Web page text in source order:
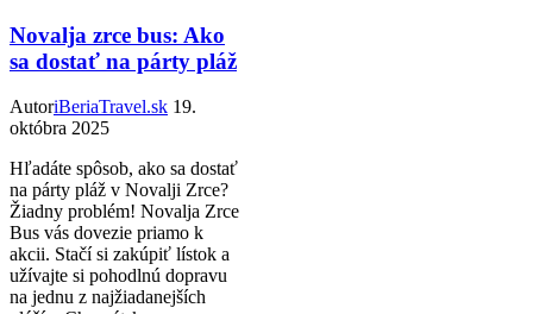
Novalja zrce bus: Ako
sa dostať na párty pláž
AutoriBeriaTravel.sk 19.
októbra 2025
Hľadáte spôsob, ako sa dostať
na párty pláž v Novalji Zrce?
Žiadny problém! Novalja Zrce
Bus vás dovezie priamo k
akcii. Stačí si zakúpiť lístok a
užívajte si pohodlnú dopravu
na jednu z najžiadanejších